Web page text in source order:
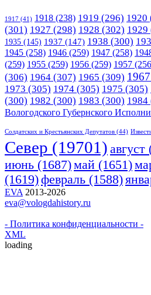
1917 (41) 1918 (238) 1919 (296) 1920
(301) 1927 (298) 1928 (302) 1929
1935 (145) 1937 (147) 1938 (300)
1945 (258) 1946 (259) 1947 (258)
(259) 1955 (259) 1956 (259) 1957
(306) 1964 (307) 1965 (309) 1967
1973 (305) 1974 (305) 1975 (305)
(300) 1982 (300) 1983 (300) 1984
Вологодского Губернского
Солдатских и Крестьянских Депутатов (44)
Cевер (19701) август
июнь (1687)май (1651)
(1619)февраль (1588)
EVA 2013-2026
eva@vologdahistory.ru
- Политика конфиденциальности -
XML
loading